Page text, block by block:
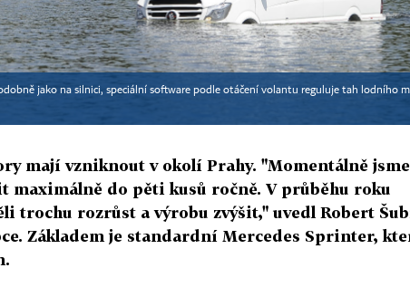
jako na silnici, speciální software podle otáčení volantu reguluje tah lodního
mají vzniknout v okolí Prahy. "Momentálně jsme
maximálně do pěti kusů ročně. V průběhu roku
trochu rozrůst a výrobu zvýšit," uvedl Robert
Základem je standardní Mercedes Sprinter,